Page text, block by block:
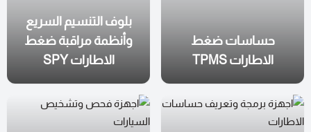
حساسات ضغط
الاطارات TPMS
بلوف التنسيم السريع
وأنظمة مراقبة ضغط
الاطارات SPY